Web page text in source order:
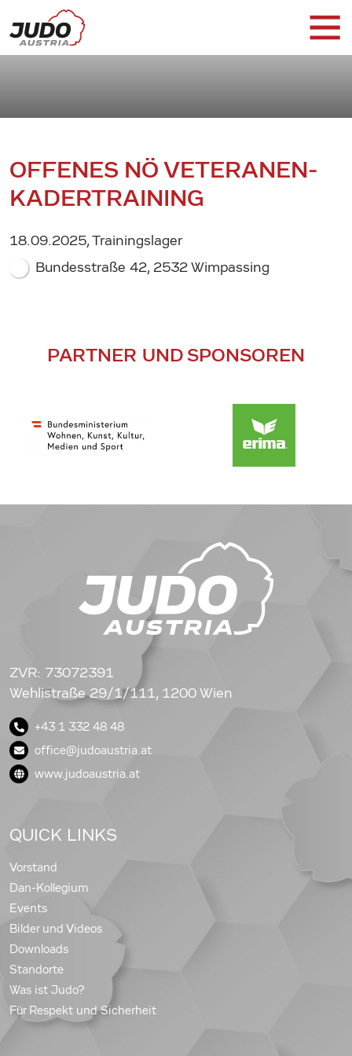
OFFENES NÖ VETERANEN-
KADERTRAINING
18.09.2025, Trainingslager
Bundesstraße 42, 2532 Wimpassing
PARTNER UND SPONSOREN
ZVR: 73072391
Wehlistraße 29/1/111, 1200 Wien
+43 1 332 48 48
office@judoaustria.at
www.judoaustria.at
QUICK LINKS
Vorstand
Dan-Kollegium
Events
Bilder und Videos
Downloads
Standorte
Was ist Judo?
Für Respekt und Sicherheit